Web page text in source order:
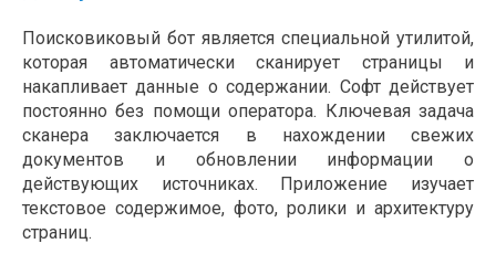
Поисковиковый бот является специальной утилитой,
которая автоматически сканирует страницы и
накапливает данные о содержании. Софт действует
постоянно без помощи оператора. Ключевая задача
сканера заключается в нахождении свежих
документов и обновлении информации о
действующих источниках. Приложение изучает
текстовое содержимое, фото, ролики и архитектуру
страниц.